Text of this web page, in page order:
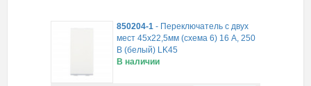
850204-1 - Переключатель с двух
мест 45х22,5мм (схема 6) 16 A, 250
B (белый) LK45
В наличии